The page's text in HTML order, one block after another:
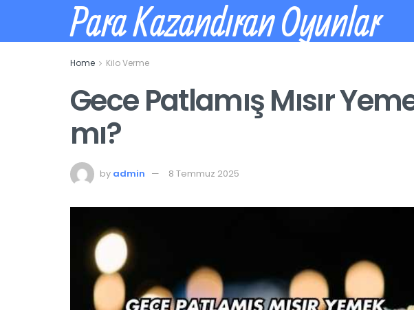
Para Kazandıran Oyunlar
Home Kilo Verme
Gece Patlamış Mısır
mı?
by admin 8 Temmuz 2025